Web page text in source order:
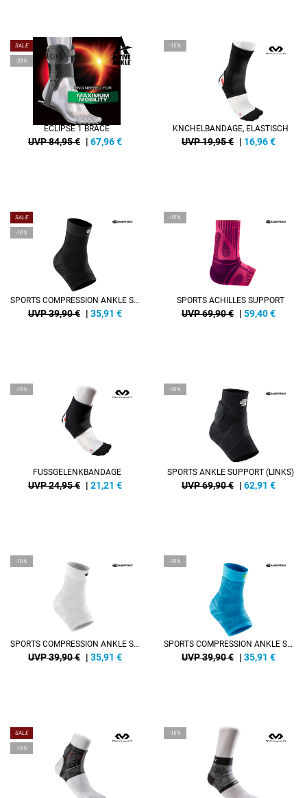
SALE
-20%
ECLIPSE 1 BRACE
UVP 84,95 € | 67,96€
-15%
KNCHELBANDAGE, ELASTISCH
UVP 19,95 € | 16,96€
SALE
-10%
SPORTS COMPRESSION ANKLE SUPPORT
UVP 39,90 € | 35,91 €
-15%
SPORTS ACHILLES SUPPORT
UVP 69,90 € | 59,40€
-15%
FUSSGELENKBANDAGE
UVP 24,95 € | 21,21 €
-10%
SPORTS ANKLE SUPPORT (LINKS)
UVP 69,90 € | 62,91 €
-10%
SPORTS COMPRESSION ANKLE SUPPORT
UVP 39,90 € | 35,91 €
-10%
SPORTS COMPRESSION ANKLE SUPPORT
UVP 39,90 € | 35,91 €
SALE
-15%
-15%